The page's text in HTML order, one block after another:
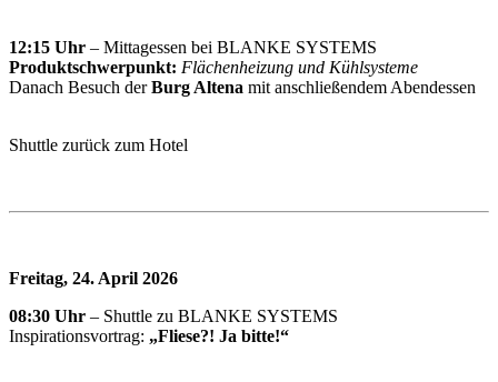
12:15 Uhr – Mittagessen bei BLANKE SYSTEMS
Produktschwerpunkt: Flächenheizung und Kühlsysteme
Danach Besuch derBurg Altena mit anschließendem Abendessen
Shuttle zurück zum Hotel
Freitag, 24. April 2026
08:30 Uhr – Shuttle zu BLANKE SYSTEMS
Inspirationsvortrag: „Fliese?! Ja bitte!“